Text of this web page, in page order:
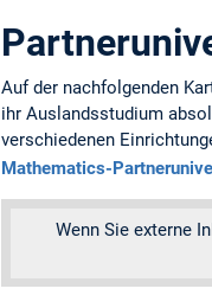
Auf der nachfolgenden
ihr Auslandsstudium
verschiedenen
Mathematics-
Wenn Sie externe